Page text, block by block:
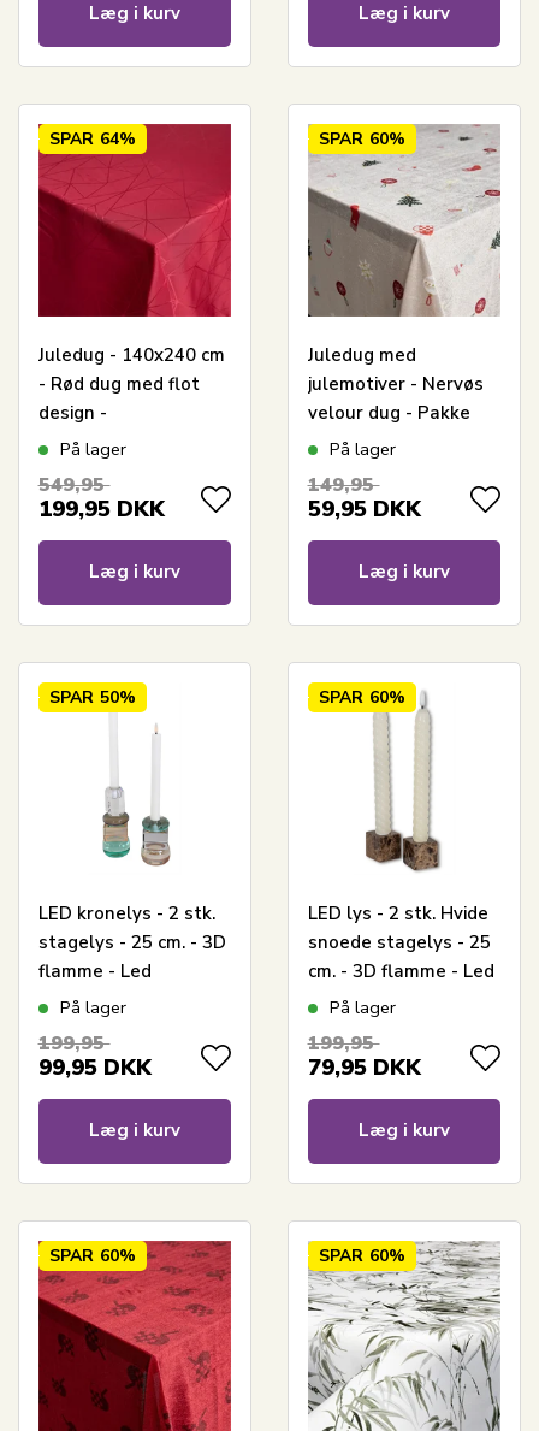
Læg i kurv Læg i kurv
SPAR 64%
Juledug - 140x240 cm
- Rød dug med flot
design -
Jacquardvævet
dug
På lager
549,95
199,95 DKK
Læg i kurv
SPAR 60%
Juledug med
julemotiver - Nervøs
velour dug - Pakke
med 3 meter
På lager
149,95
59,95 DKK
Læg i kurv
SPAR 50%
LED kronelys - 2 stk.
stagelys - 25 cm. - 3D
flamme - Led
stearinlys
På lager
199,95
99,95 DKK
Læg i kurv
SPAR 60%
LED lys - 2 stk. Hvide
snoede stagelys - 25
cm. - 3D flamme - Led
stearinlys til boligen
På lager
199,95
79,95 DKK
Læg i kurv
SPAR 60% SPAR 60%